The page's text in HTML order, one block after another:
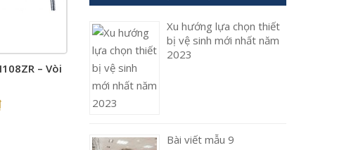
– Vòi
Xu hướng lựa chọn thiết
bị vệ sinh mới nhất năm
2023
Bài viết mẫu 9